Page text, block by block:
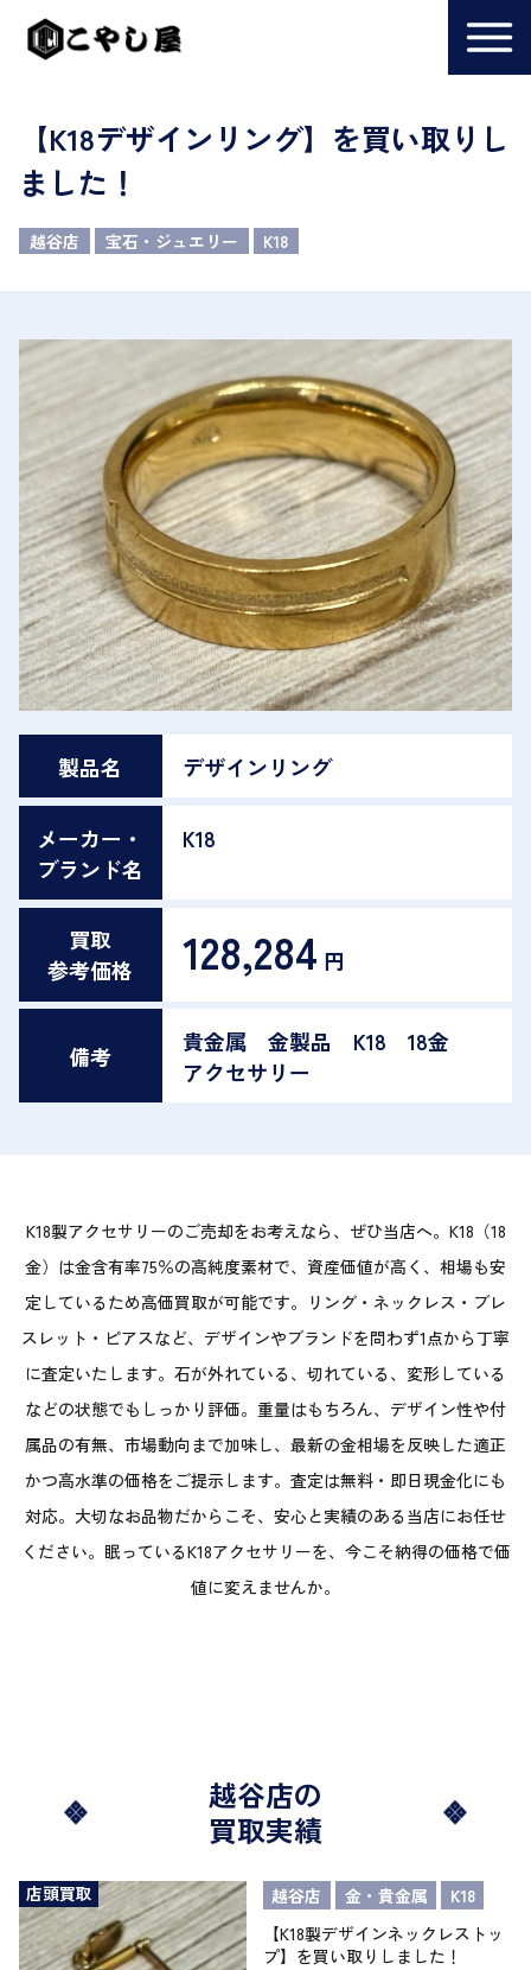
【K18デザインリング】を買い取りし
ました！
越谷店 宝石・ジュエリー K18
製品名 デザインリング
メーカー・
ブランド名
K18
買取
参考価格
128,284 円
備考
貴金属 金製品 K18 18金
アクセサリー
K18製アクセサリーのご売却をお考えなら、ぜひ当店へ。K18（18
金）は金含有率75％の高純度素材で、資産価値が高く、相場も安
定しているため高価買取が可能です。リング・ネックレス・ブレ
スレット・ピアスなど、デザインやブランドを問わず1点から丁寧
に査定いたします。石が外れている、切れている、変形している
などの状態でもしっかり評価。重量はもちろん、デザイン性や付
属品の有無、市場動向まで加味し、最新の金相場を反映した適正
かつ高水準の価格をご提示します。査定は無料・即日現金化にも
対応。大切なお品物だからこそ、安心と実績のある当店にお任せ
ください。眠っているK18アクセサリーを、今こそ納得の価格で価
値に変えませんか。
越谷店の
買取実績
店頭買取 越谷店 金・貴金属
K18
【K18製デザインネックレストッ
プ】を買い取りしました！